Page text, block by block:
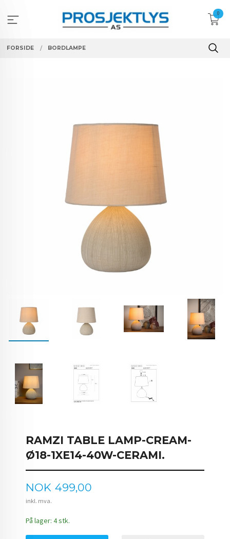
innholdet
0
FORSIDE BORDLAMPE
RAMZI TABLE LAMP-CREAM-
Ø18-1XE14-40W-CERAMI.
Pris
NOK 499,00
inkl. mva.
På lager: 4 stk.